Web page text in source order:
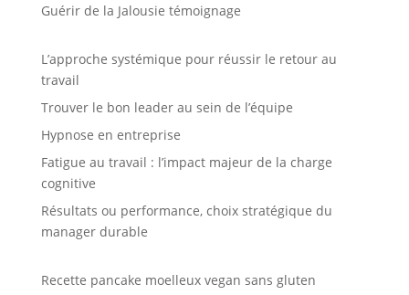
Guérir de la Jalousie témoignage
L’approche systémique pour réussir le retour au
travail
Trouver le bon leader au sein de l’équipe
Hypnose en entreprise
Fatigue au travail : l’impact majeur de la charge
cognitive
Résultats ou performance, choix stratégique du
manager durable
Recette pancake moelleux vegan sans gluten